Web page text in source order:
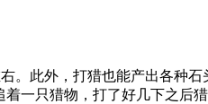
。此外，打猎也能产出各种
一只猎物，打了好几下之后